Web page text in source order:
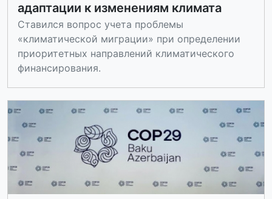
адаптации к изменениям климата
Ставился вопрос учета проблемы
«климатической миграции» при определении
приоритетных направлений климатического
финансирования.